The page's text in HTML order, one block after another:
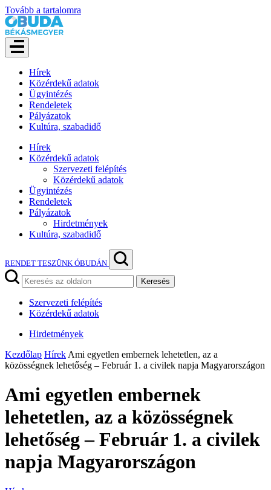
Tovább a tartalomra
Hírek
Közérdekű adatok
Ügyintézés
Rendeletek
Pályázatok
Kultúra, szabadidő
Hírek
Közérdekű adatok
Szervezeti felépítés
Közérdekű adatok
Ügyintézés
Rendeletek
Pályázatok
Hirdetmények
Kultúra, szabadidő
RENDET TESZÜNK ÓBUDÁN
Keresés
Szervezeti felépítés
Közérdekű adatok
Hirdetmények
Kezdőlap Hírek Ami egyetlen embernek lehetetlen, az a
közösségnek lehetőség – Február 1. a civilek napja Magyarországon
Ami egyetlen embernek
lehetetlen, az a közösségnek
lehetőség – Február 1. a civilek
napja Magyarországon